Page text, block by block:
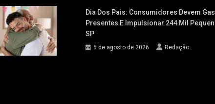
Dia Dos Pais: Consumidores Devem
Presentes E Impulsionar 244 Mil
SP
6 de agosto de 2026 Redação